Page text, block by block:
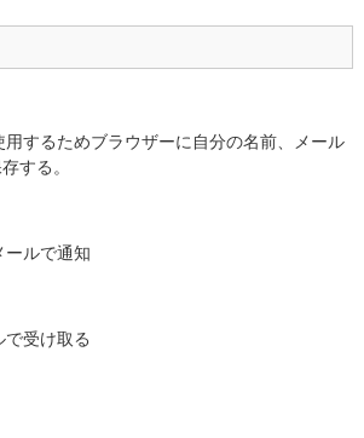
するためブラウザーに自分の名前、メール
する。
ールで通知
受け取る